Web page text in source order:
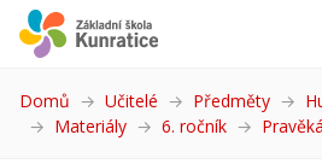
Domů Učitelé Předměty
Materiály
6. ročník